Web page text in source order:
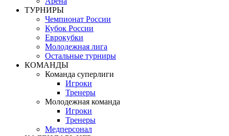
ТУРНИРЫ
Чемпионат России
Кубок России
Еврокубки
Молодежная лига
Остальные турниры
КОМАНДЫ
Команда суперлиги
Игроки
Тренеры
Молодежная команда
Игроки
Тренеры
Медперсонал